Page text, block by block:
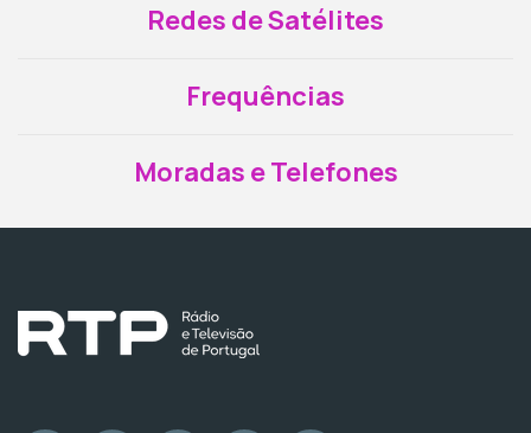
Redes de Satélites
Frequências
Moradas e Telefones